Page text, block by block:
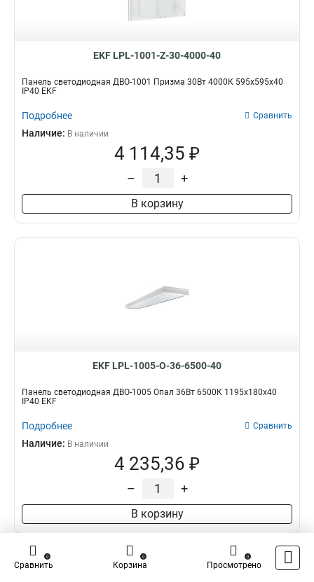
EKF LPL-1001-Z-30-4000-40
Панель светодиодная ДВО-1001 Призма 30Вт 4000К 595x595x40
IP40 EKF
Подробнее Сравнить
Наличие: В наличии
4 114,35 ₽
– +
В корзину
EKF LPL-1005-O-36-6500-40
Панель светодиодная ДВО-1005 Опал 36Вт 6500К 1195x180x40
IP40 EKF
Подробнее Сравнить
Наличие: В наличии
4 235,36 ₽
– +
В корзину
Сравнить
0
Корзина
0
Просмотрено
0